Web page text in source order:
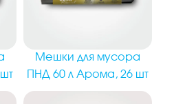
Мешки для мусора
ПНД 60 л Арома, 26 шт